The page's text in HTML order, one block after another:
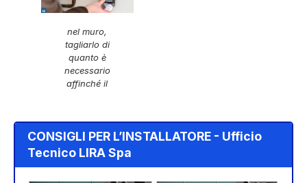
nel muro,
tagliarlo di
quanto è
necessario
affinché il
CONSIGLI PER L’INSTALLATORE - Ufficio
Tecnico LIRA Spa